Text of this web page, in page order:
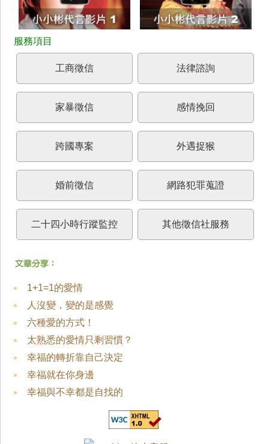
工商徵信 法律諮詢
家暴徵信 感情挽回
跨國專案 外遇捉猴
婚前徵信 網路犯罪蒐證
二十四小時行蹤監控 其他徵信社服務
1+1=1的愛情
人沒變，變的是感覺
六種愛的方式！
太熟悉的愛情只剩習慣？
幸福的轉折靠自己決定
幸福就在你身邊
幸福與不幸都是自找的